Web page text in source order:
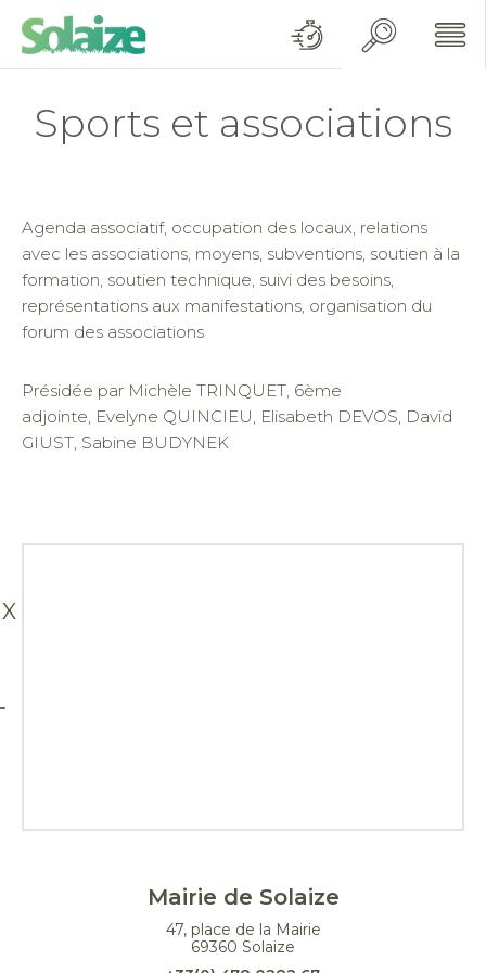
Sports et associations
Agenda associatif, occupation des locaux, relations
avec les associations, moyens, subventions, soutien à la
formation, soutien technique, suivi des besoins,
représentations aux manifestations, organisation du
forum des associations
Présidée par Michèle TRINQUET, 6ème
adjointe, Evelyne QUINCIEU, Elisabeth DEVOS, David
GIUST, Sabine BUDYNEK
X
Mairie de Solaize
47, place de la Mairie
69360 Solaize